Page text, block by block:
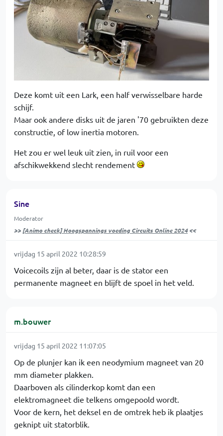
Deze komt uit een Lark, een half verwisselbare harde
schijf.
Maar ook andere disks uit de jaren '70 gebruikten deze
constructie, of low inertia motoren.
Het zou er wel leuk uit zien, in ruil voor een
afschikwekkend slecht rendement
Sine
Moderator
>> [Animo check] Hoogspannings voeding Circuits Online 2024<<
vrijdag 15 april 2022 10:28:59
Voicecoils zijn al beter, daar is de stator een
permanente magneet en blijft de spoel in het veld.
m.bouwer
vrijdag 15 april 2022 11:07:05
Op de plunjer kan ik een neodymium magneet van 20
mm diameter plakken.
Daarboven als cilinderkop komt dan een
elektromagneet die telkens omgepoold wordt.
Voor de kern, het deksel en de omtrek heb ik plaatjes
geknipt uit statorblik.